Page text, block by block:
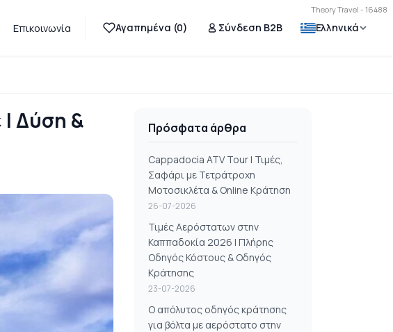
Theory Travel - 16488
Επικοινωνία Αγαπημένα (0) Σύνδεση B2B Ελληνικά
| Δύση &
Πρόσφατα άρθρα
Cappadocia ATV Tour | Τιμές,
Σαφάρι με Τετράτροχη
Μοτοσικλέτα & Online Κράτηση
26-07-2026
Τιμές Αερόστατων στην
Καππαδοκία 2026 | Πλήρης
Οδηγός Κόστους & Οδηγός
Κράτησης
23-07-2026
Ο απόλυτος οδηγός κράτησης
για βόλτα με αερόστατο στην